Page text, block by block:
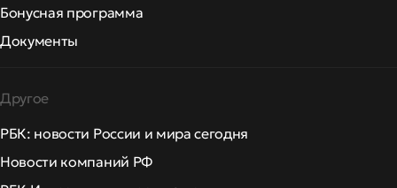
Бонусная программа
Документы
Другое
РБК: новости России и мира сегодня
Новости компаний РФ